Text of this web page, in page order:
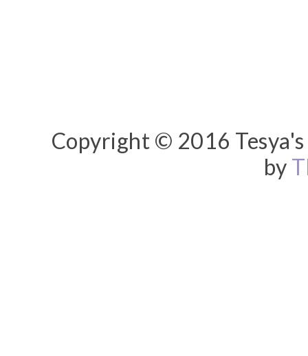
Copyright © 2016
by